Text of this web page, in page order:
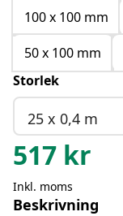
100 x 100 mm
50 x 100 mm
Storlek
25 x 0,4 m
517 kr
Inkl. moms
Beskrivning